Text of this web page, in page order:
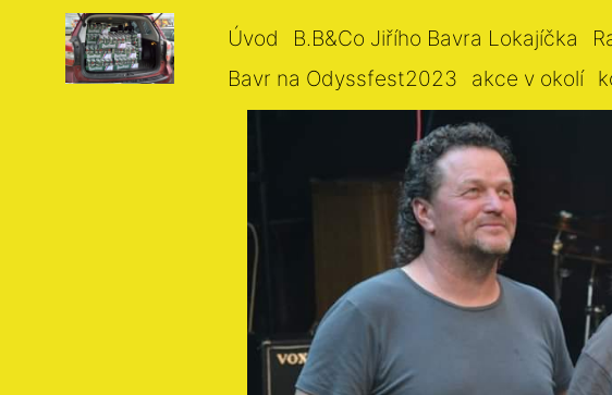
Úvod B.B&Co Jiřího Bavra Lokajíčka
Bavr na Odyssfest2023
akce v okolí